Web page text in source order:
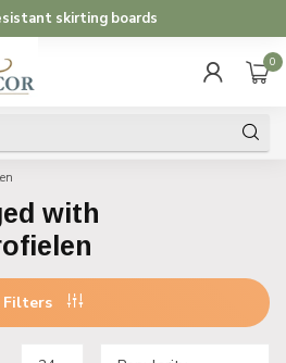
skirting boards
0
with
Filters